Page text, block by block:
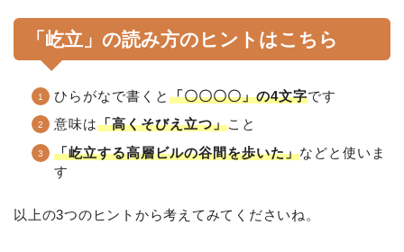
「屹立」の読み方のヒントはこちら
ひらがなで書くと 「〇〇〇〇」の4文字です
意味は「高くそびえ立つ」こと
「屹立する高層ビルの谷間を歩いた」などと使いま
す
以上の3つのヒントから考えてみてくださいね。